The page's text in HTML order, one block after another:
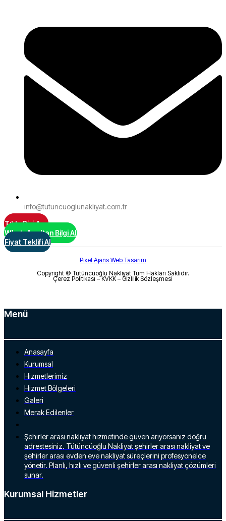
info@tutuncuoglunakliyat.com.tr
Tıkla Bizi Ara
WhatsApp'tan Bilgi Al
Fiyat Teklifi Al
Pixel Ajans Web Tasarım
Copyright © Tütüncüoğlu Nakliyat Tüm Hakları Saklıdır.
Çerez Politikası – KVKK – Gizlilik Sözleşmesi
Menü
Anasayfa
Kurumsal
Hizmetlerimiz
Hizmet Bölgeleri
Galeri
Merak Edilenler
Şehirler arası nakliyat hizmetinde güven arıyorsanız doğru
adrestesiniz. Tütüncüoğlu Nakliyat şehirler arası nakliyat ve
şehirler arası evden eve nakliyat süreçlerini profesyonelce
yönetir. Planlı, hızlı ve güvenli şehirler arası nakliyat çözümleri
sunar.
Kurumsal Hizmetler